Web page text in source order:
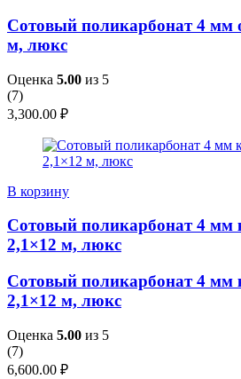
Сотовый поликарбонат 4 мм
м, люкс
Оценка 5.00 из 5
(7)
3,300.00 ₽
В корзину
Сотовый поликарбонат 4 мм
2,1×12 м, люкс
Сотовый поликарбонат 4 мм
2,1×12 м, люкс
Оценка 5.00 из 5
(7)
6,600.00 ₽